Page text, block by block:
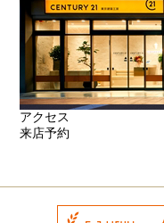
アクセス
来店予約